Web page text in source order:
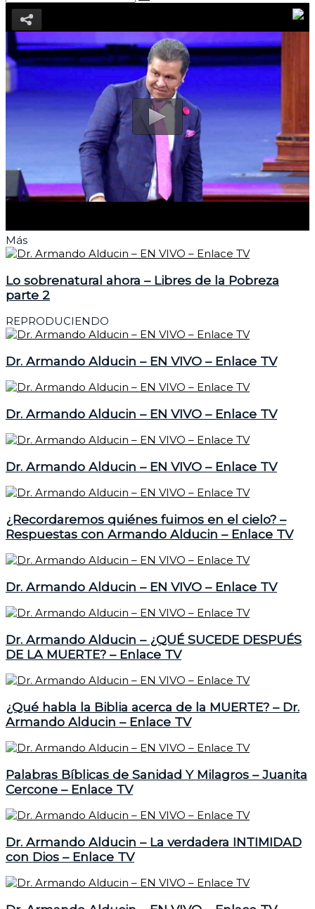
Más
Lo sobrenatural ahora – Libres de la Pobreza
parte 2
REPRODUCIENDO
Dr. Armando Alducin – EN VIVO – Enlace TV
Dr. Armando Alducin – EN VIVO – Enlace TV
Dr. Armando Alducin – EN VIVO – Enlace TV
¿Recordaremos quiénes fuimos en el cielo? –
Respuestas con Armando Alducin – Enlace TV
Dr. Armando Alducin – EN VIVO – Enlace TV
Dr. Armando Alducin – ¿QUÉ SUCEDE DESPUÉS
DE LA MUERTE? – Enlace TV
¿Qué habla la Biblia acerca de la MUERTE? – Dr.
Armando Alducin – Enlace TV
Palabras Bíblicas de Sanidad Y Milagros – Juanita
Cercone – Enlace TV
Dr. Armando Alducin – La verdadera INTIMIDAD
con Dios – Enlace TV